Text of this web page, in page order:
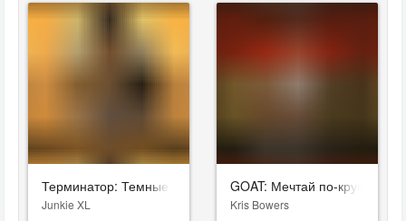
Терминатор: Темные судьбы
Junkie XL
GOAT: Мечтай по-крупному
Kris Bowers